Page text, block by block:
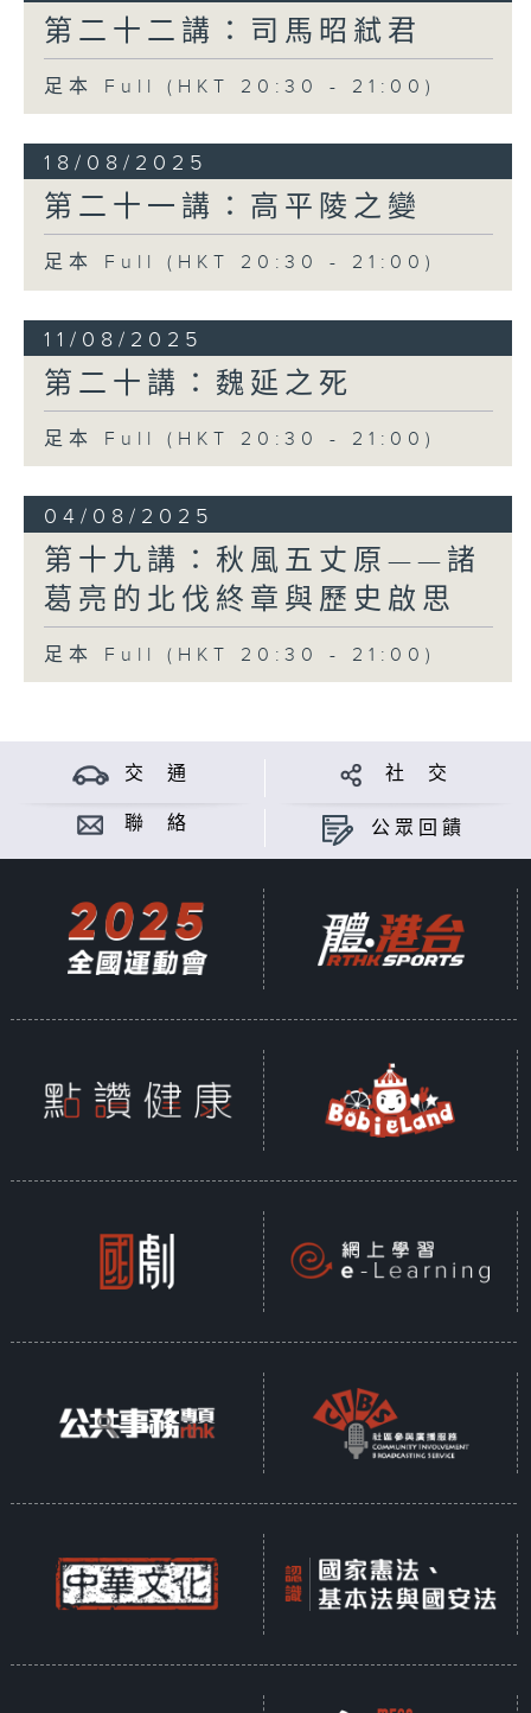
第二十二講：司馬昭弒君
足本 Full (HKT 20:30 - 21:00)
18/08/2025
第二十一講：高平陵之變
足本 Full (HKT 20:30 - 21:00)
11/08/2025
第二十講：魏延之死
足本 Full (HKT 20:30 - 21:00)
04/08/2025
第十九講：秋風五丈原——諸
葛亮的北伐終章與歷史啟思
足本 Full (HKT 20:30 - 21:00)
交 通 社 交
聯 絡 公眾回饋